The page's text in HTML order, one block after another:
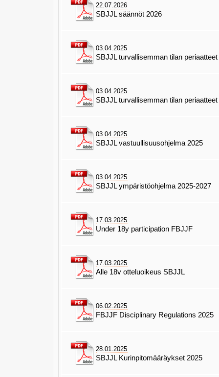
22.07.2026
SBJJL säännöt 2026
03.04.2025
SBJJL turvallisemman tilan
03.04.2025
SBJJL turvallisemman tilan
03.04.2025
SBJJL vastuullisuusohjelma 2025
03.04.2025
SBJJL ympäristöohjelma 2025-2027
17.03.2025
Under 18y participation FBJJF
17.03.2025
Alle 18v otteluoikeus SBJJL
06.02.2025
FBJJF Disciplinary Regulations 2025
28.01.2025
SBJJL Kurinpitomääräykset 2025